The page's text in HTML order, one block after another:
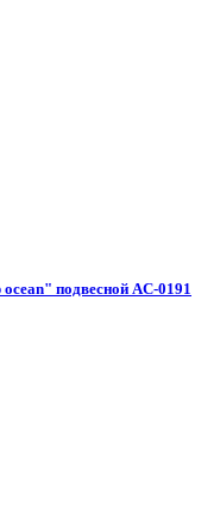
подвесной AC-0191